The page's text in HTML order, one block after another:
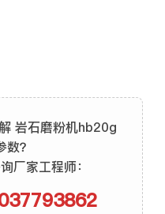
岩石磨粉机hb20g
？
厂家工程师：